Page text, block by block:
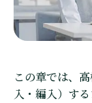
この章では、
入・編入）す